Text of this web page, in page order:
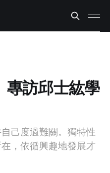
專訪邱士紘學
己度過難關。獨特性
，依循興趣地發展才